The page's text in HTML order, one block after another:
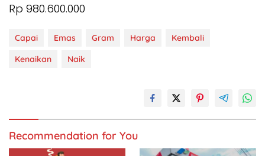
Rp 980.600.000
Capai Emas Gram Harga
Kembali
Kenaikan
Naik
Recommendation for You